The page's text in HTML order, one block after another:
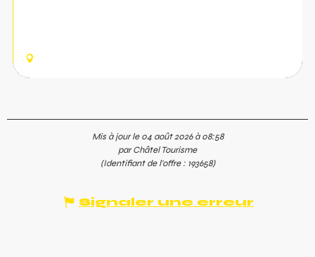
Mis à jour le 04 août 2026 à 08:58
par Châtel Tourisme
(Identifiant de l'offre : 193658)
Signaler une erreur